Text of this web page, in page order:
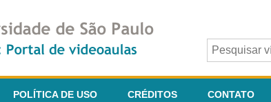
POLÍTICA DE USO CRÉDITOS CONTATO